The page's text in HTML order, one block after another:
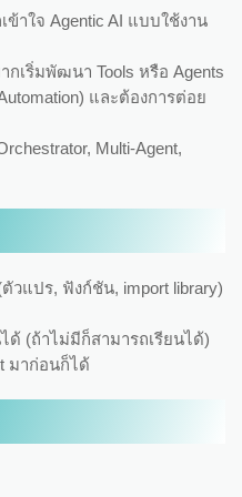
าใจ Agentic AI แบบใช้งาน
เริ่มพัฒนา Tools หรือ Agents
และต้องการต่อย
Multi-Agent,
วแปร, ฟังก์ชัน, import library)
ด้ (ถ้าไม่มีก็สามารถเรียนได้)
มาก่อนก็ได้